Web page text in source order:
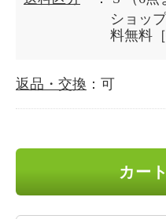
ショッ
料無料［
返品・交換 ：可
カー